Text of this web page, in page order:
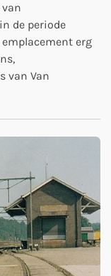
de periode
emplacement erg
van Van